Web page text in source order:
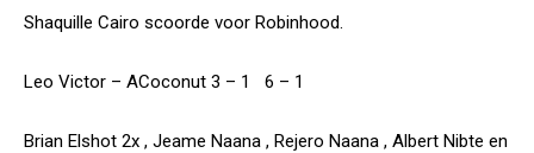
Shaquille Cairo scoorde voor Robinhood.
Leo Victor – ACoconut 3 – 1 6 – 1
Brian Elshot 2x , Jeame Naana , Rejero Naana , Albert Nibte en